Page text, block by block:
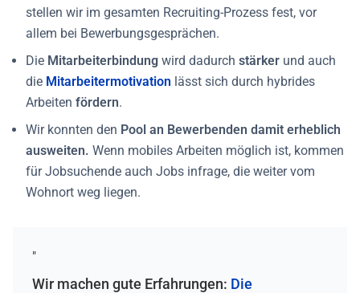
stellen wir im gesamten Recruiting-Prozess fest, vor
allem bei Bewerbungsgesprächen.
Die Mitarbeiterbindung wird dadurch stärker und auch
die Mitarbeitermotivation lässt sich durch hybrides
Arbeiten fördern.
Wir konnten den Pool an Bewerbenden damit erheblich
ausweiten. Wenn mobiles Arbeiten möglich ist, kommen
für Jobsuchende auch Jobs infrage, die weiter vom
Wohnort weg liegen.
"
Wir machen gute Erfahrungen: Die